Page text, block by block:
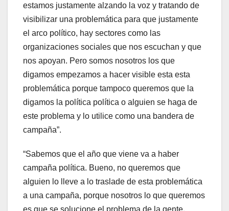
estamos justamente alzando la voz y tratando de
visibilizar una problemática para que justamente
el arco político, hay sectores como las
organizaciones sociales que nos escuchan y que
nos apoyan. Pero somos nosotros los que
digamos empezamos a hacer visible esta esta
problemática porque tampoco queremos que la
digamos la política política o alguien se haga de
este problema y lo utilice como una bandera de
campaña”.
“Sabemos que el año que viene va a haber
campaña política. Bueno, no queremos que
alguien lo lleve a lo traslade de esta problemática
a una campaña, porque nosotros lo que queremos
es que se solucione el problema de la gente.